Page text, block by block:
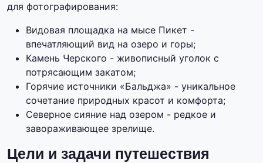
для фотографирования:
Видовая площадка на мысе Пикет -
впечатляющий вид на озеро и горы;
Камень Черского - живописный уголок с
потрясающим закатом;
Горячие источники «Бальджа» - уникальное
сочетание природных красот и комфорта;
Северное сияние над озером - редкое и
завораживающее зрелище.
Цели и задачи путешествия